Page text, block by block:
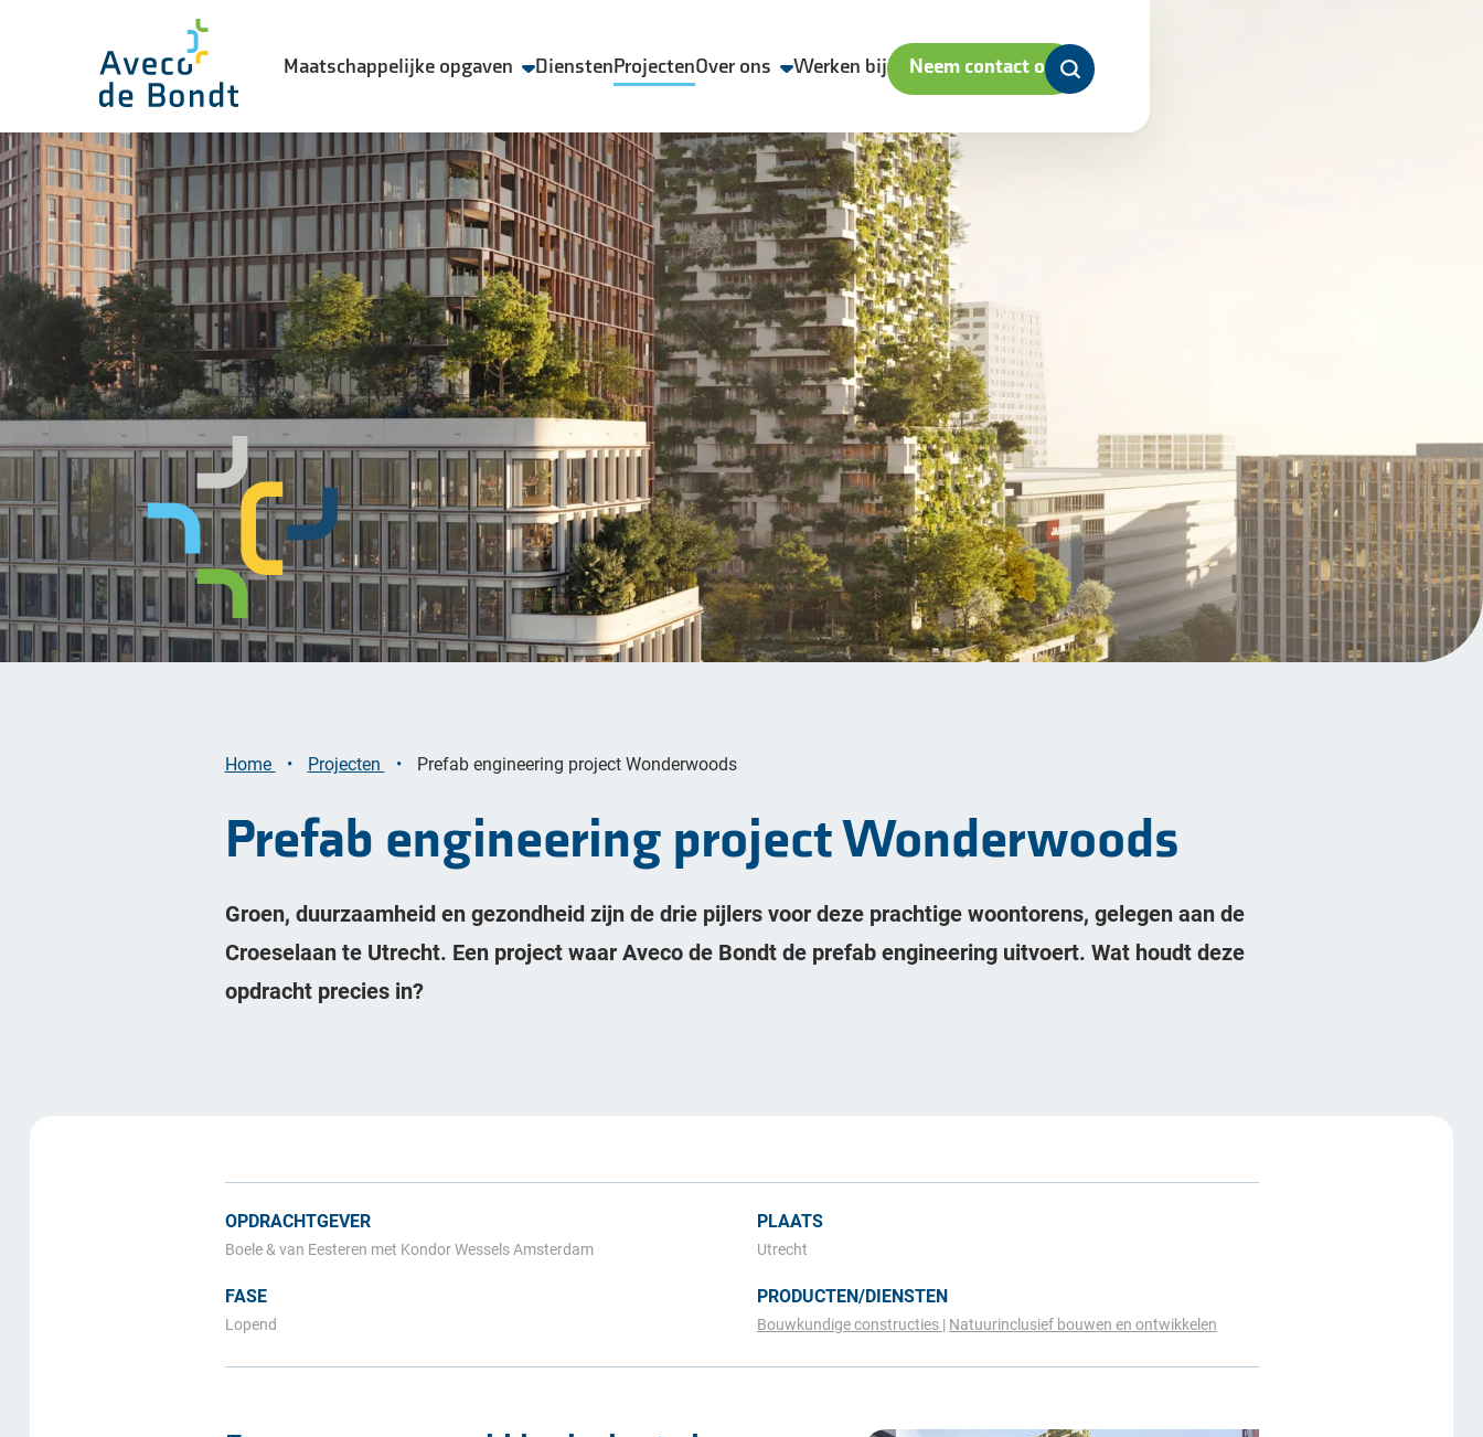
Maatschappelijke opgaven
Biodiversiteit
Energietransitie
Watertransitie
Leefbaarheid in de stad
Landelijke gebiedsontwikkeling
Vernieuwingsopgave
Waterveiligheid
Woning- en utiliteitsbouw
Bekijk alle opgaven
DienstenProjectenOver ons
Wij zijn Aveco de Bondt
Veiligheid, Kwaliteit en Duurzaamheid
Geschiedenis
Nieuws & media
Contact & locaties
Werken bij Neem contact op
Home Projecten Prefab engineering project Wonderwoods
Prefab engineering project Wonderwoods
Groen, duurzaamheid en gezondheid zijn de drie pijlers voor deze prachtige woontorens, gelegen aan de
Croeselaan te Utrecht. Een project waar Aveco de Bondt de prefab engineering uitvoert. Wat houdt deze
opdracht precies in?
OPDRACHTGEVER
Boele & van Eesteren met Kondor Wessels Amsterdam
PLAATS
Utrecht
FASE
Lopend
PRODUCTEN/DIENSTEN
Bouwkundige constructies Natuurinclusief bouwen en ontwikkelen